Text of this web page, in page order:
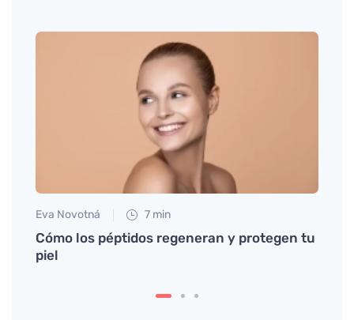
Eva Novotná 7 min
Cómo los péptidos regeneran y protegen tu
piel